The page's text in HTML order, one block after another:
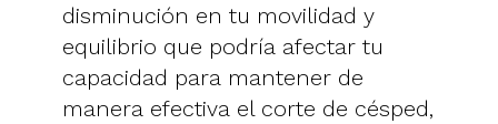
disminución en tu movilidad y
equilibrio que podría afectar tu
capacidad para mantener de
manera efectiva el corte de césped,